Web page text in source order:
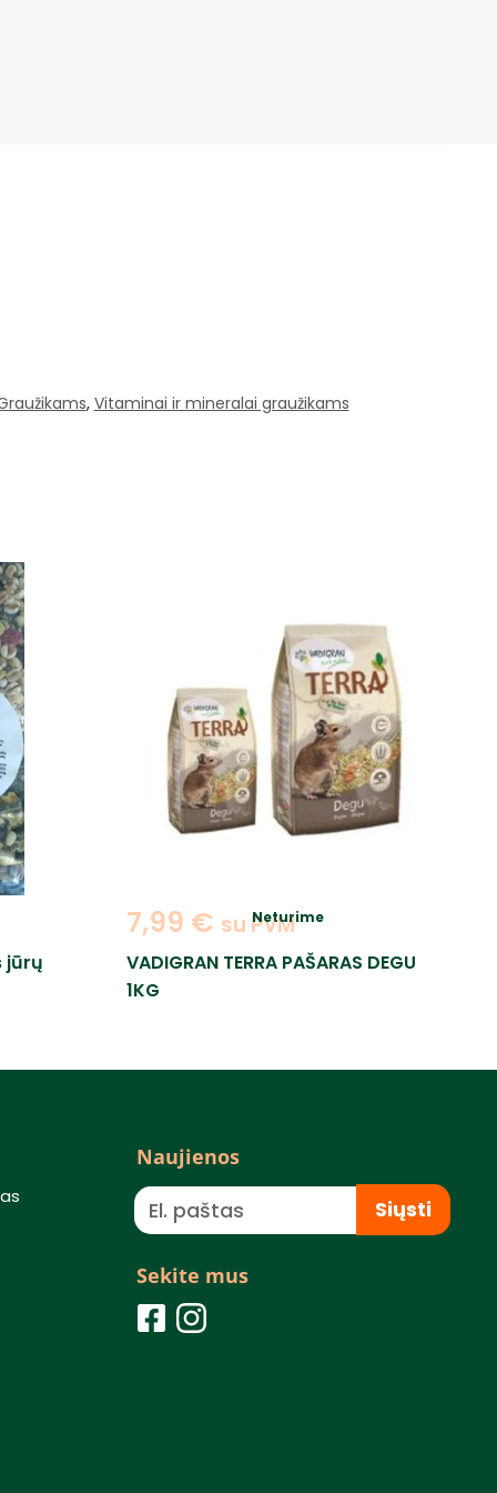
, Vitaminai ir mineralai graužikams
jūrų
Neturime
7,99 € su PVM
VADIGRAN TERRA PAŠARAS DEGU
1KG
Naujienos
Siųsti
Sekite mus